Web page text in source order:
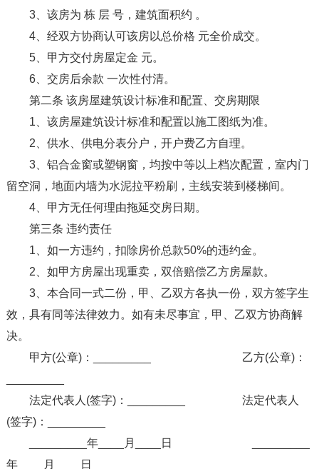
3、该房为 栋 层 号，建筑面积约 。
4、经双方协商认可该房以总价格 元全价成交。
5、甲方交付房屋定金 元。
6、交房后余款 一次性付清。
第二条 该房屋建筑设计标准和配置、交房期限
1、该房屋建筑设计标准和配置以施工图纸为准。
2、供水、供电分表分户，开户费乙方自理。
3、铝合金窗或塑钢窗，均按中等以上档次配置，室内门
留空洞，地面内墙为水泥拉平粉刷，主线安装到楼梯间。
4、甲方无任何理由拖延交房日期。
第三条 违约责任
1、如一方违约，扣除房价总款50%的违约金。
2、如甲方房屋出现重卖，双倍赔偿乙方房屋款。
3、本合同一式二份，甲、乙双方各执一份，双方签字生
效，具有同等法律效力。如有未尽事宜，甲、乙双方协商解
决。
甲方(公章)：_________ 乙方(公章)：
法定代表人(签字)：_________ 法定代表人
(签字)：_________
_________年____月____日 _________
年____月____日